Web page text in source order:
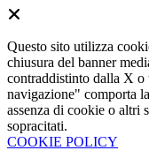
Questo sito utilizza
chiusura del banner
contraddistinto dalla X
navigazione" comporta
assenza di cookie o altri
sopracitati.
COOKIE POLICY